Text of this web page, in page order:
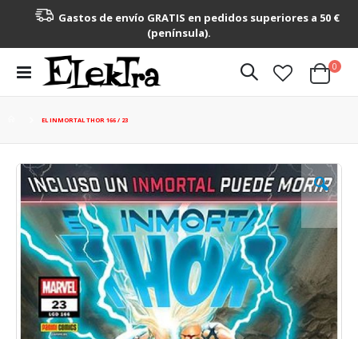
Gastos de envío GRATIS en pedidos superiores a 50 €
(península).
Toggle
Nav
Cart
0
EL INMORTAL THOR 166 / 23
Saltar
final
de
la
galería
de
imágenes